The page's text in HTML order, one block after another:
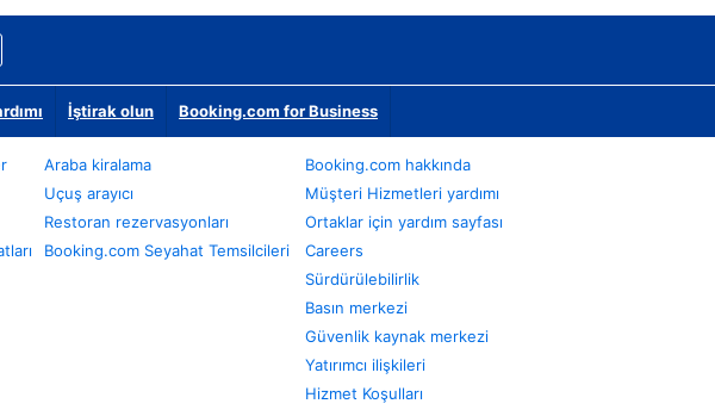
İştirak olun Booking.com for Business
Araba kiralama
Uçuş arayıcı
Restoran rezervasyonları
Booking.com Seyahat Temsilcileri
Booking.com hakkında
Müşteri Hizmetleri yardımı
Ortaklar için yardım sayfası
Careers
Sürdürülebilirlik
Basın merkezi
Güvenlik kaynak merkezi
Yatırımcı ilişkileri
Hizmet Koşulları